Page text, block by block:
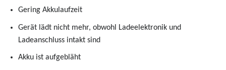
Gering Akkulaufzeit
Gerät lädt nicht mehr, obwohl Ladeelektronik und
Ladeanschluss intakt sind
Akku ist aufgebläht